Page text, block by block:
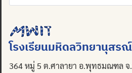
for:
โรงเรียนมหิดลวิทยานุสรณ์
364 หมู่ 5 ต.ศาลายา อ.พุทธมณฑล